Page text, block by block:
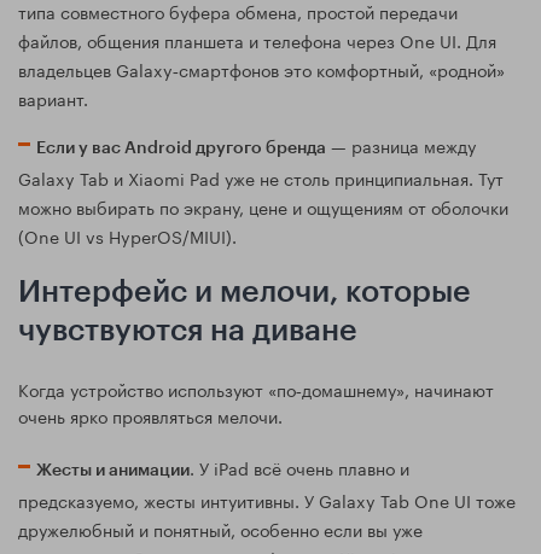
типа совместного буфера обмена, простой передачи
файлов, общения планшета и телефона через One UI. Для
владельцев Galaxy‑смартфонов это комфортный, «родной»
вариант.
Если у вас Android другого бренда — разница между
Galaxy Tab и Xiaomi Pad уже не столь принципиальная. Тут
можно выбирать по экрану, цене и ощущениям от оболочки
(One UI vs HyperOS/MIUI).
Интерфейс и мелочи, которые
чувствуются на диване
Когда устройство используют «по‑домашнему», начинают
очень ярко проявляться мелочи.
Жесты и анимации. У iPad всё очень плавно и
предсказуемо, жесты интуитивны. У Galaxy Tab One UI тоже
дружелюбный и понятный, особенно если вы уже